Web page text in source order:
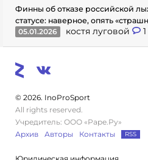
Финны об отказе российской
статусе: наверное, опять
05.01.2026
костя луговой 1
© 2026. InoProSport
All rights reserved.
Учредитель: ООО «Раре.Ру»
Архив
Авторы Контакты RSS